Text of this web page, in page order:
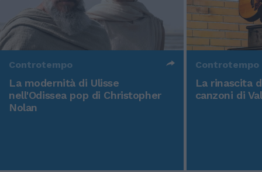
Controtempo
La modernità di Ulisse
nell'Odissea pop di Christopher
Nolan
Controtempo
La rinascita
canzoni di